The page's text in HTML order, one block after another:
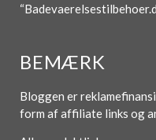
BEMÆRK
Bloggen er
form af affiliate links og